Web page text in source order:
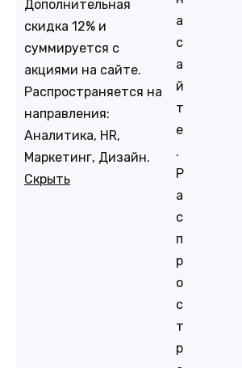
Дополнительная
скидка 12% и
суммируется с
акциями на сайте.
Распространяется на
направления:
Аналитика, HR,
Маркетинг, Дизайн.
Скрыть
а
с
а
й
т
е
.
Р
а
с
п
р
о
с
т
р